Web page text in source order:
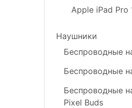
Apple iPad Pro
Наушники
Беспроводные
Беспроводные
Беспроводные
Pixel Buds